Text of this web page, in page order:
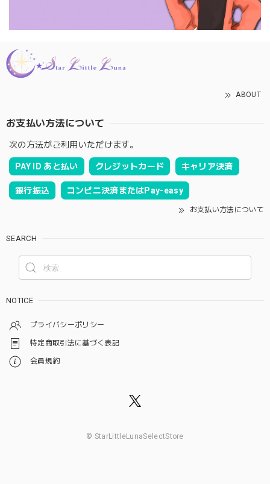
ABOUT
お支払い方法について
次の方法がご利用いただけます。
PAY ID あと払い クレジットカード キャリア決済
銀行振込 コンビニ決済またはPay-easy
お支払い方法について
SEARCH
NOTICE
プライバシーポリシー
特定商取引法に基づく表記
会員規約
© StarLittleLunaSelectStore